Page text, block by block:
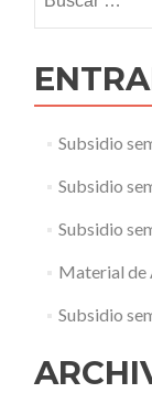
Subsidio
Subsidio
Subsidio
Material de
Subsidio